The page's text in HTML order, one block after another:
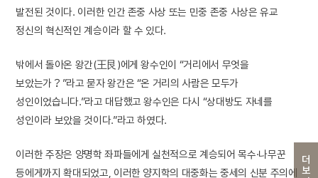
더보기
발전된 것이다. 이러한 인간 존중 사상 또는 민중 존중 사상은 유교
정신의 혁신적인 계승이라 할 수 있다.
밖에서 돌아온 왕간(王艮)에게 왕수인이 “거리에서 무엇을
보았는가？”라고 묻자 왕간은 “온 거리의 사람은 모두가
성인이었습니다.”라고 대답했고 왕수인은 다시 “상대방도 자네를
성인이라 보았을 것이다.”라고 하였다.
이러한 주장은 양명학 좌파들에게 실천적으로 계승되어 목수·나무꾼
등에게까지 확대되었고, 이러한 양지학의 대중화는 중세의 신분 주의에